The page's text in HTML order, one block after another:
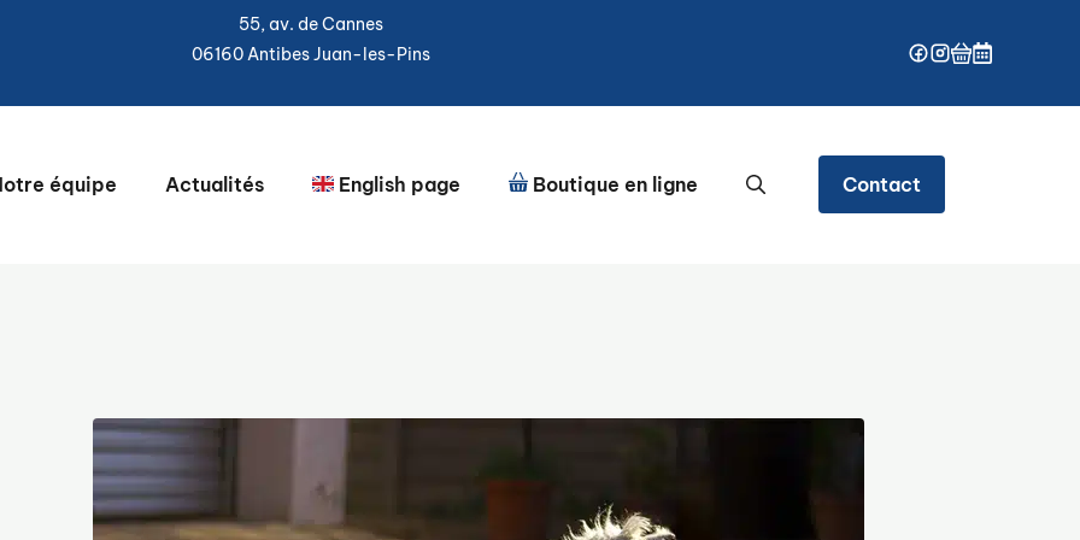
55, av. de Cannes
06160 Antibes Juan-les-Pins
équipe Actualités English page Boutique en ligne Contact